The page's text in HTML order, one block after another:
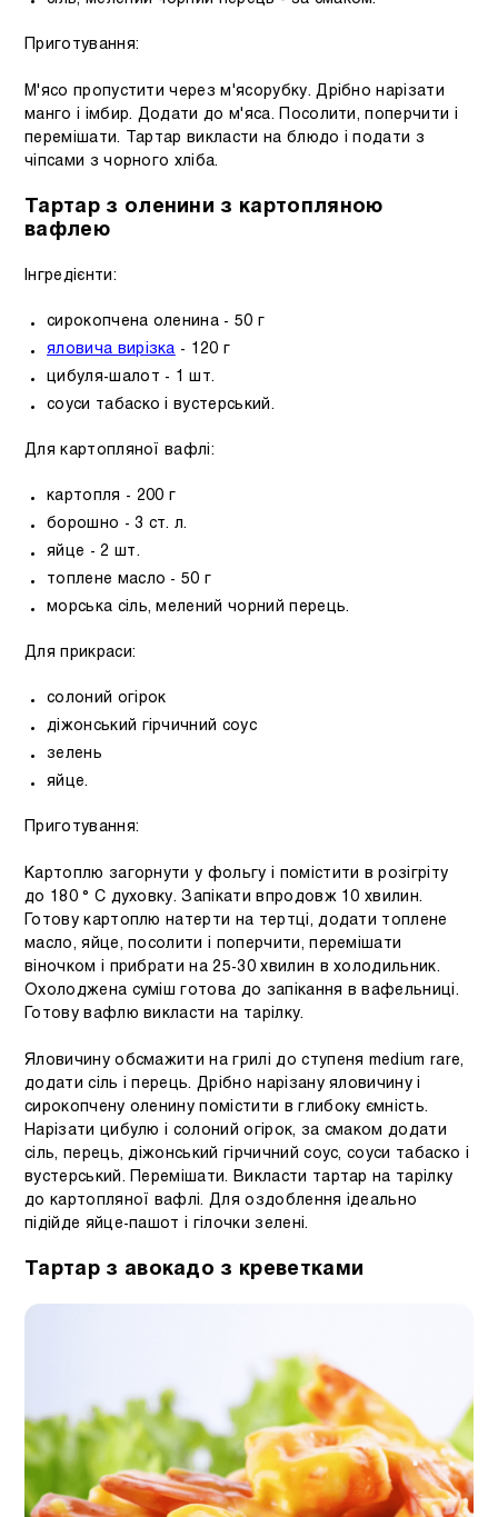
Приготування:
М'ясо пропустити через м'ясорубку. Дрібно нарізати
манго і імбир. Додати до м'яса. Посолити, поперчити і
перемішати. Тартар викласти на блюдо і подати з
чіпсами з чорного хліба.
Тартар з оленини з картопляною
вафлею
Інгредієнти:
сирокопчена оленина - 50 г
яловича вирізка - 120 г
цибуля-шалот - 1 шт.
соуси табаско і вустерський.
Для картопляної вафлі:
картопля - 200 г
борошно - 3 ст. л.
яйце - 2 шт.
топлене масло - 50 г
морська сіль, мелений чорний перець.
Для прикраси:
солоний огірок
діжонський гірчичний соус
зелень
яйце.
Приготування:
Картоплю загорнути у фольгу і помістити в розігріту
до 180 ° C духовку. Запікати впродовж 10 хвилин.
Готову картоплю натерти на тертці, додати топлене
масло, яйце, посолити і поперчити, перемішати
віночком і прибрати на 25-30 хвилин в холодильник.
Охолоджена суміш готова до запікання в вафельниці.
Готову вафлю викласти на тарілку.
Яловичину обсмажити на грилі до ступеня medium rare,
додати сіль і перець. Дрібно нарізану яловичину і
сирокопчену оленину помістити в глибоку ємність.
Нарізати цибулю і солоний огірок, за смаком додати
сіль, перець, діжонський гірчичний соус, соуси табаско і
вустерський. Перемішати. Викласти тартар на тарілку
до картопляної вафлі. Для оздоблення ідеально
підійде яйце-пашот і гілочки зелені.
Тартар з авокадо з креветками